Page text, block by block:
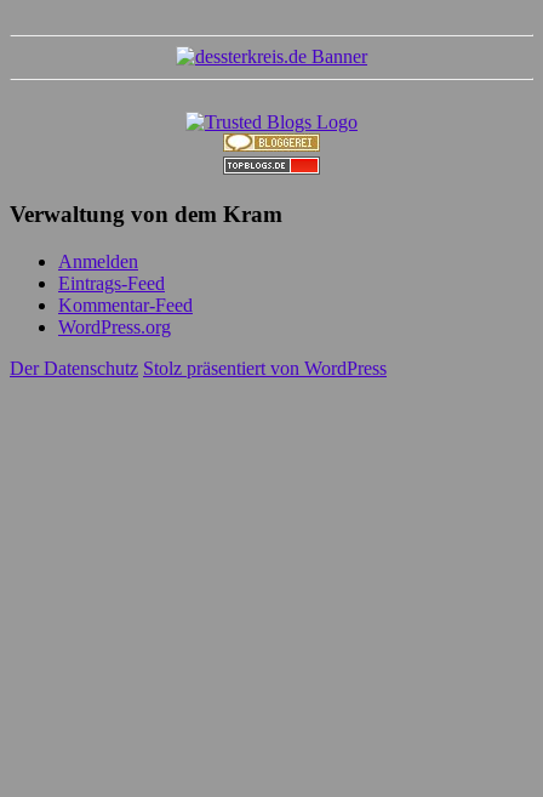
Verwaltung von dem Kram
Anmelden
Eintrags-Feed
Kommentar-Feed
WordPress.org
Der Datenschutz Stolz präsentiert von WordPress